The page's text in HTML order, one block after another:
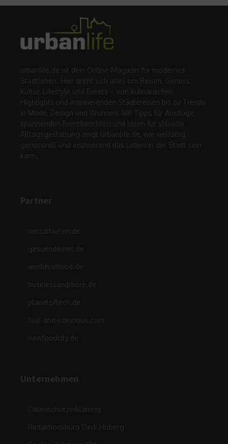
urbanlife.de ist dein Online-Magazin für modernes
Stadtleben. Hier dreht sich alles um Reisen, Genuss,
Kultur, Lifestyle und Events – von kulinarischen
Highlights und inspirierenden Städtereisen bis zu Trends
in Mode, Design und Wohnen. Mit Tipps für Ausflüge,
spannenden Eventberichten und Ideen für stilvolle
Alltagsgestaltung zeigt Urbanlife.de, wie vielfältig,
genussvoll und inspirierend das Leben in der Stadt sein
kann.
Partner
netzathleten.de
gesuendernet.de
worldsoffood.de
businessandmore.de
planetoftech.de
fast-and-luxurious.com
newfoodcity.de
Unternehmen
Datenschutzerklärung
Redaktionsbüro Derk Hoberg